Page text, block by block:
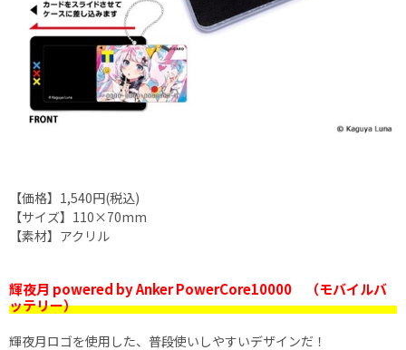
【価格】1,540円(税込)
【サイズ】110×70mm
【素材】アクリル
輝夜月 powered by Anker PowerCore10000 （モバイルバ
ッテリー）
輝夜月ロゴを使用した、普段使いしやすいデザインだ！